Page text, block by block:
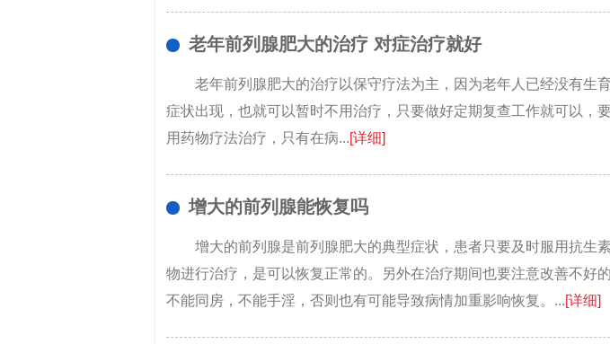
老年前列腺肥大的治疗 对症治疗就好
老年前列腺肥大的治疗以保守疗法为主，因为老年人已经没有生
症状出现，也就可以暂时不用治疗，只要做好定期复查工作就可以，
用药物疗法治疗，只有在病...[详细]
增大的前列腺能恢复吗
增大的前列腺是前列腺肥大的典型症状，患者只要及时服用抗生
物进行治疗，是可以恢复正常的。另外在治疗期间也要注意改善不好
不能同房，不能手淫，否则也有可能导致病情加重影响恢复。...[详细]